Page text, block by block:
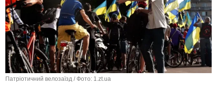
Патріотичний велозаїзд / Фото: 1.zt.ua